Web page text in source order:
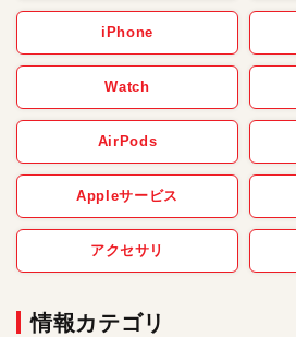
iPhone
Watch
AirPods
Appleサービス
アクセサリ
情報カテゴリ